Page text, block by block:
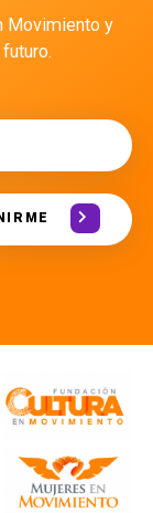
Movimiento y